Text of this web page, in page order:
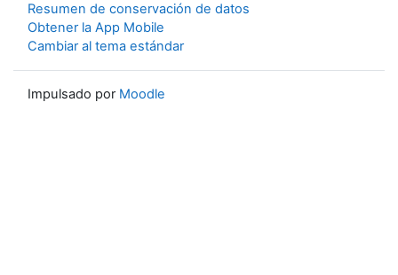
Resumen de conservación de datos
Obtener la App Mobile
Cambiar al tema estándar
Impulsado por Moodle